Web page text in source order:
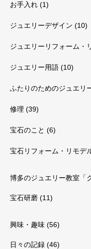
お手入れ (1)
ジュエリーデザイン (10)
ジュエリーリフォーム・
ジュエリー用語 (10)
ふたりのためのジュエリ
修理 (39)
宝石のこと (6)
宝石リフォーム・リモデ
博多のジュエリー教室「
宝石研磨 (11)
興味・趣味 (56)
日々の記録 (46)